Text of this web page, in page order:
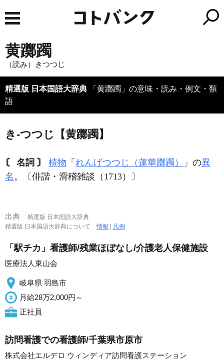
黄躑躅
（読み）きつつじ
精選版 日本国語大辞典 「黄躑躅」の意味・読み・例文・類
語
き‐つつじ【黄躑躅】
〘 名詞 〙 植物 「 れんげつつじ（蓮華躑躅） 」の異
名 。〔俳諧・滑稽雑談（1713）〕
出典
精選版 日本国語大辞典
精選版 日本国語大辞典について情報 凡例
「駅チカ」看護師/残業ほぼなし/介護老人保健施設
医療法人東山会
岐阜県 羽島市
月給28万2,000円～
正社員
訪問看護での看護師/千葉県市原市
株式会社エルデロ ウィンディア訪問看護ステーション